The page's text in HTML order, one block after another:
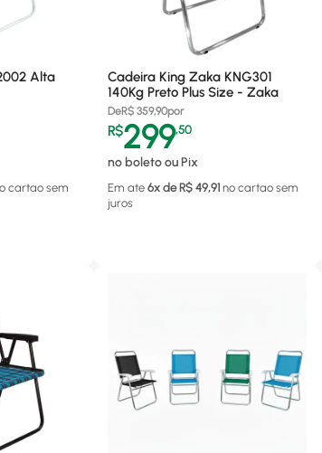
Alta
cartao sem
Cadeira King Zaka KNG301
140Kg Preto Plus Size - Zaka
DeR$ 359,90por
R$299,50
no boleto ou Pix
Em ate 6x de R$ 49,91 no cartao sem
juros